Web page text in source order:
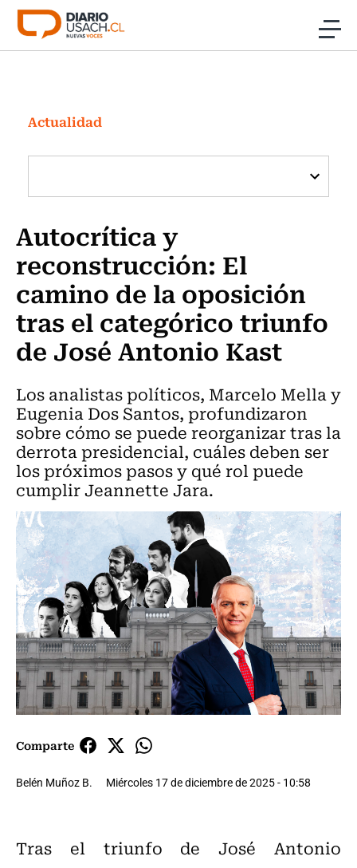
Click acá para ir directamente al contenido
Investigación
Cultura
Programas Radio y TV Usach
Actualidad
Autocrítica y
reconstrucción: El
camino de la oposición
tras el categórico triunfo
de José Antonio Kast
Los analistas políticos, Marcelo Mella y
Eugenia Dos Santos, profundizaron
sobre cómo se puede reorganizar tras la
derrota presidencial, cuáles deben ser
los próximos pasos y qué rol puede
cumplir Jeannette Jara.
Comparte
Belén Muñoz B. Miércoles 17 de diciembre de 2025 - 10:58
Tras el triunfo de José Antonio